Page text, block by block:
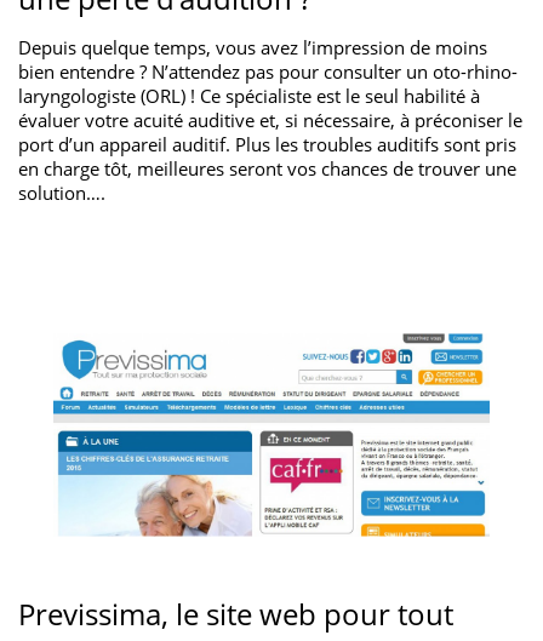
Depuis quelque temps, vous avez l’impression de moins
bien entendre ? N’attendez pas pour consulter un oto-rhino-
laryngologiste (ORL) ! Ce spécialiste est le seul habilité à
évaluer votre acuité auditive et, si nécessaire, à préconiser le
port d’un appareil auditif. Plus les troubles auditifs sont pris
en charge tôt, meilleures seront vos chances de trouver une
solution….
Previssima, le site web pour tout